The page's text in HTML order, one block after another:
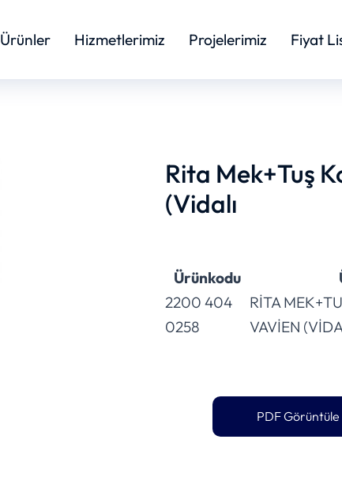
Ürünler Hizmetlerimiz Projelerimiz Fiyat
Rita Mek+Tuş
(Vidalı
Ürünkodu
2200 404
0258
RİTA
VAVİEN
PDF Görüntüle